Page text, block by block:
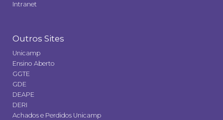
Intranet
Outros Sites
Unicamp
Ensino Aberto
GGTE
GDE
DEAPE
DERI
Achados e Perdidos Unicamp